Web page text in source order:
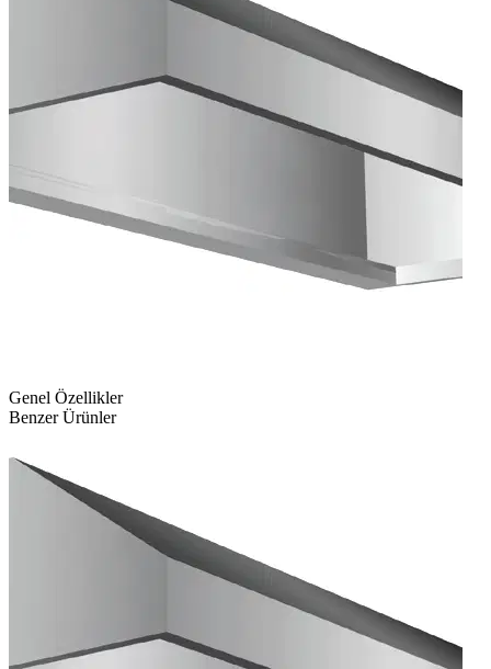
Genel Özellikler
Benzer Ürünler